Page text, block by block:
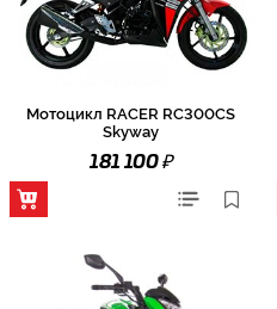
Мотоцикл RACER RC300CS
Skyway
181 100₽